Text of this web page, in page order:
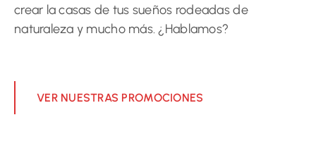
crear la casas de tus sueños rodeadas de
naturaleza y mucho más. ¿Hablamos?
VER NUESTRAS PROMOCIONES